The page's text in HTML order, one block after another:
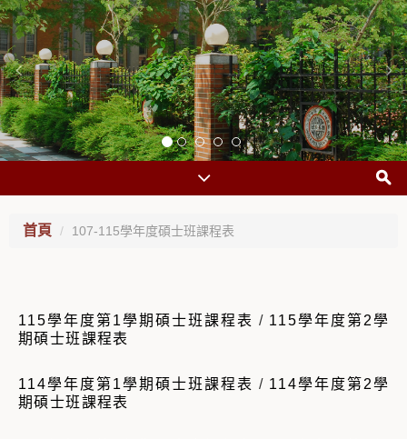
首頁 107-115學年度碩士班課程表
115學年度第1學期碩士班課程表 / 115學年度第2學
期碩士班課程表
114學年度第1學期碩士班課程表 / 114學年度第2學
期碩士班課程表